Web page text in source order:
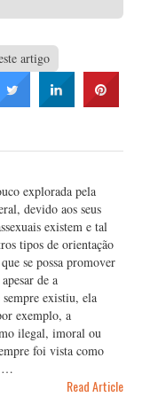
artigo
explorada pela
devido aos seus
existem e tal
tipos de orientação
se possa promover
de a
sempre existiu, ela
exemplo, a
ilegal, imoral ou
foi vista como
…
Read Article